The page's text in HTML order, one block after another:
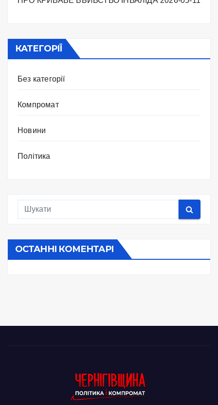
КАТЕГОРІЇ
Без категорії
Компромат
Новини
Політика
ОСТАННІ КОМЕНТАРІ